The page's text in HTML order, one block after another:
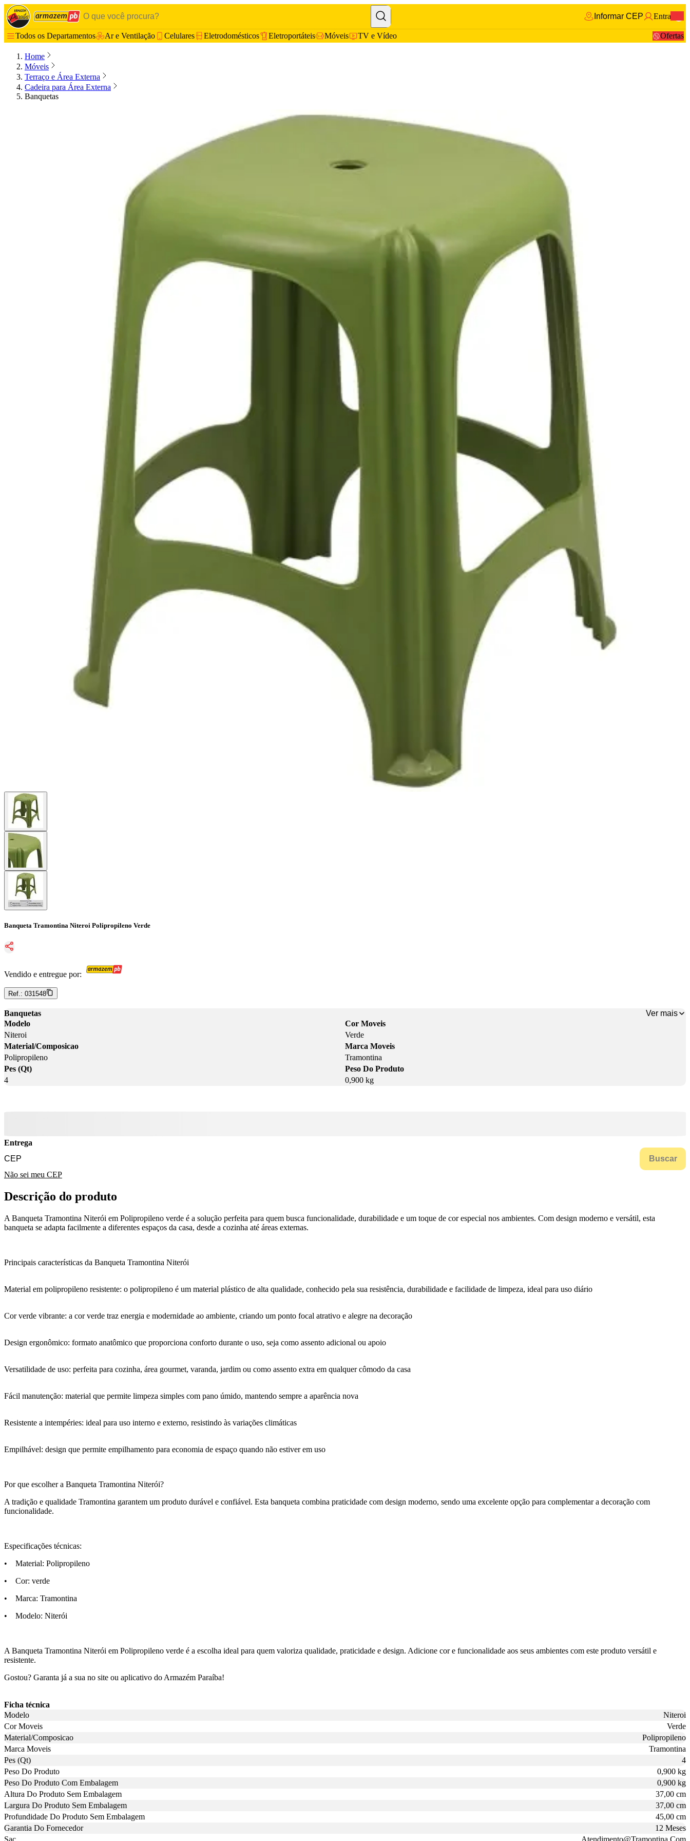
Informar CEP Entrar
Todos os Departamentos Ar e Ventilação Celulares Eletrodomésticos Eletroportáteis Móveis TV e Vídeo Ofertas
Home
Móveis
Terraço e Área Externa
Cadeira para Área Externa
Banquetas
Banqueta Tramontina Niteroi Polipropileno Verde
Vendido e entregue por:
Ref.: 031548
Banquetas
Ver mais
Modelo
Niteroi
Cor Moveis
Verde
Material/Composicao
Polipropileno
Marca Moveis
Tramontina
Pes (Qt)
4
Peso Do Produto
0,900 kg
Entrega
Buscar
Não sei meu CEP
Descrição do produto
A Banqueta Tramontina Niterói em Polipropileno verde é a solução perfeita para quem busca funcionalidade, durabilidade e um toque de cor especial nos ambientes. Com design moderno e versátil, esta
banqueta se adapta facilmente a diferentes espaços da casa, desde a cozinha até áreas externas.
Principais características da Banqueta Tramontina Niterói
Material em polipropileno resistente: o polipropileno é um material plástico de alta qualidade, conhecido pela sua resistência, durabilidade e facilidade de limpeza, ideal para uso diário
Cor verde vibrante: a cor verde traz energia e modernidade ao ambiente, criando um ponto focal atrativo e alegre na decoração
Design ergonômico: formato anatômico que proporciona conforto durante o uso, seja como assento adicional ou apoio
Versatilidade de uso: perfeita para cozinha, área gourmet, varanda, jardim ou como assento extra em qualquer cômodo da casa
Fácil manutenção: material que permite limpeza simples com pano úmido, mantendo sempre a aparência nova
Resistente a intempéries: ideal para uso interno e externo, resistindo às variações climáticas
Empilhável: design que permite empilhamento para economia de espaço quando não estiver em uso
Por que escolher a Banqueta Tramontina Niterói?
A tradição e qualidade Tramontina garantem um produto durável e confiável. Esta banqueta combina praticidade com design moderno, sendo uma excelente opção para complementar a decoração com
funcionalidade.
Especificações técnicas:
• Material: Polipropileno
• Cor: verde
• Marca: Tramontina
• Modelo: Niterói
A Banqueta Tramontina Niterói em Polipropileno verde é a escolha ideal para quem valoriza qualidade, praticidade e design. Adicione cor e funcionalidade aos seus ambientes com este produto versátil e
resistente.
Gostou? Garanta já a sua no site ou aplicativo do Armazém Paraíba!
Ficha técnica
Modelo
Niteroi
Cor Moveis
Verde
Material/Composicao
Polipropileno
Marca Moveis
Tramontina
Pes (Qt)
4
Peso Do Produto
0,900 kg
Peso Do Produto Com Embalagem
0,900 kg
Altura Do Produto Sem Embalagem
37,00 cm
Largura Do Produto Sem Embalagem
37,00 cm
Profundidade Do Produto Sem Embalagem
45,00 cm
Garantia Do Fornecedor
12 Meses